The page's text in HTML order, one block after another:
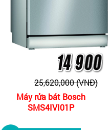
25,620,000 (VNĐ)
Máy rửa bát Bosch
SMS4IVI01P